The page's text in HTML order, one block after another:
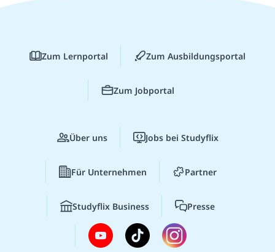
Zum Lernportal Zum Ausbildungsportal
Zum Jobportal
Über uns Jobs bei Studyflix
Für Unternehmen Partner
Studyflix Business Presse